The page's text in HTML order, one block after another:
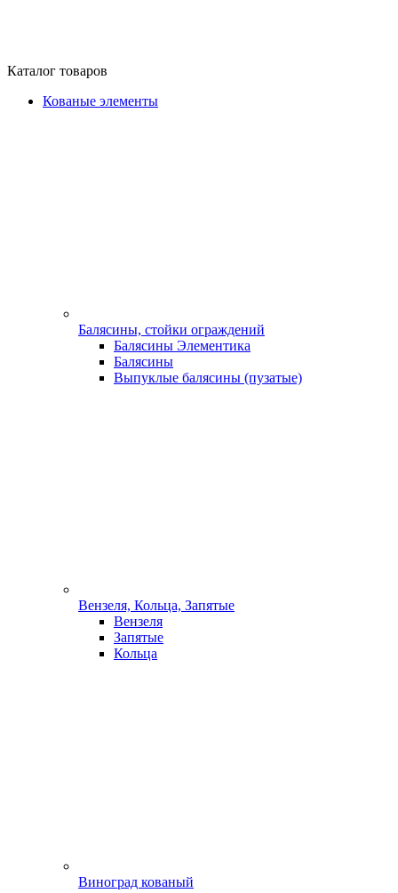
Каталог товаров
Кованые элементы
Балясины, стойки ограждений
Балясины Элементика
Балясины
Выпуклые балясины (пузатые)
Вензеля, Кольца, Запятые
Вензеля
Запятые
Кольца
Виноград кованый